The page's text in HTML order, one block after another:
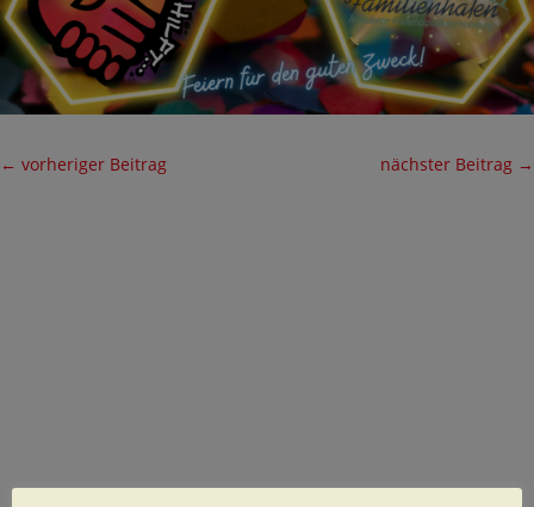
← vorheriger Beitrag nächster Beitrag →